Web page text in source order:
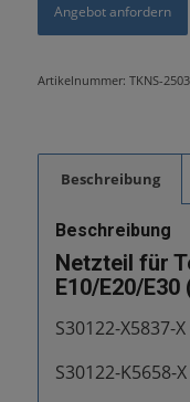
Angebot anfordern
Artikelnummer: TKNS-
Beschreibung
Beschreibung
Netzteil für
E10/E20/
S30122-X5837-
S30122-K5658-